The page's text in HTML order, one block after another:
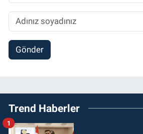
Gönder
Trend Haberler
1